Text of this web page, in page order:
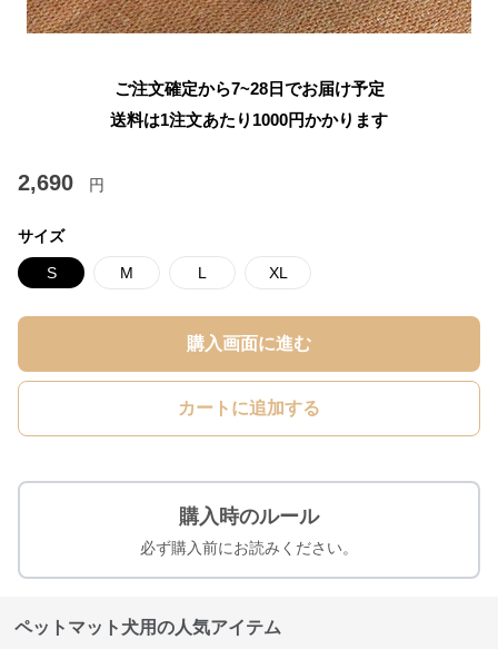
ご注文確定から7~28日でお届け予定
送料は1注文あたり 1000円かかります
2,690 円
サイズ
S M L XL
購入画面に進む
カートに追加する
購入時のルール
必ず購入前にお読みください。
ペットマット犬用の人気アイテム